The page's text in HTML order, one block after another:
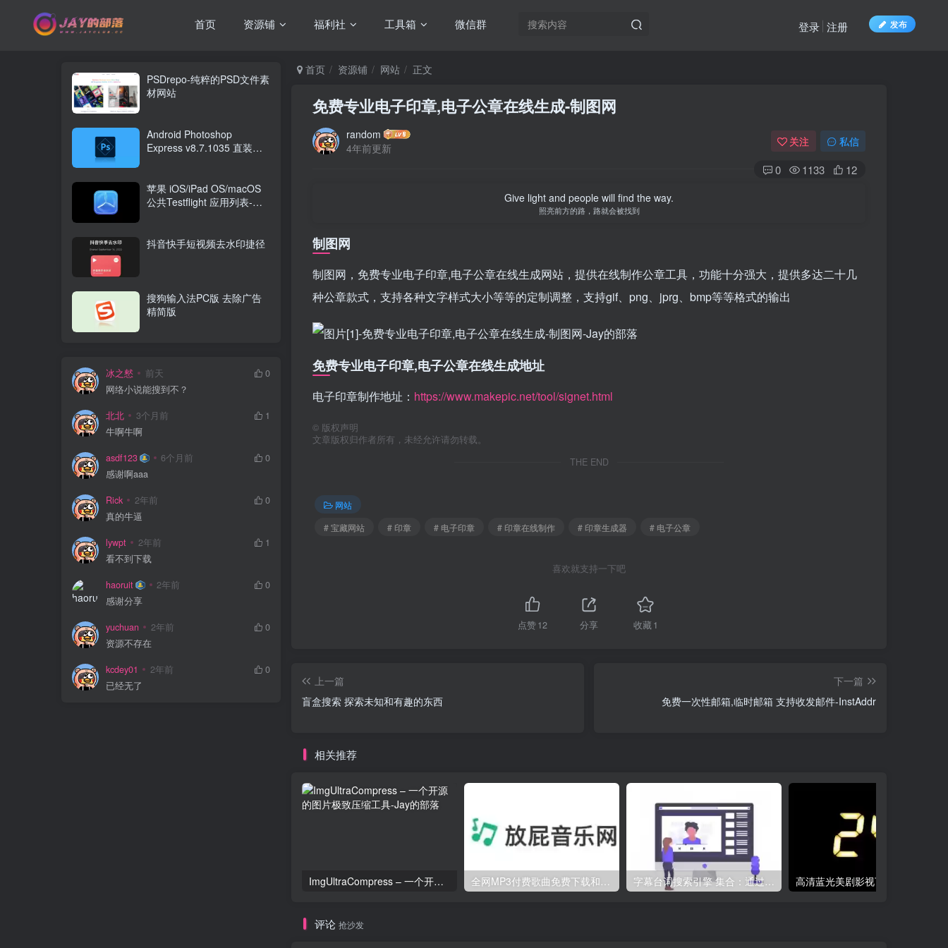
首页 资源铺 福利社 工具箱 微信群 发布
登录 注册
首页 资源铺 网站 正文
免费专业电子印章,电子公章在线生成-制图网
random
4年前更新
关注 私信
0 1133 12
Give light and people will find the way.
照亮前方的路，路就会被找到
制图网
制图网，免费专业电子印章,电子公章在线生成网站，提供在线制作公章工具，功能十分强大，提供多达二十几
种公章款式，支持各种文字样式大小等等的定制调整，支持gif、png、jprg、bmp等等格式的输出
免费专业电子印章,电子公章在线生成地址
电子印章制作地址： https://www.makepic.net/tool/signet.html
© 版权声明
文章版权归作者所有，未经允许请勿转载。
THE END
网站
# 宝藏网站
# 印章 # 电子印章 # 印章在线制作 # 印章生成器 # 电子公章
喜欢就支持一下吧
点赞12 分享 收藏1
上一篇
盲盒搜索 探索未知和有趣的东西
下一篇
免费一次性邮箱,临时邮箱 支持收发邮件-InstAddr
相关推荐
ImgUltraCompress – 一个开源的图片极致压缩工具 全网MP3付费歌曲免费下载和在线播放-放屁音乐网 字幕台词搜索引擎 集合：通过台词搜索电影片段
评论 抢沙发
PSDrepo-纯粹的PSD文件素
材网站
Android Photoshop
Express v8.7.1035 直装高
苹果 iOS/iPad OS/macOS
公共Testflight 应用列表-
抖音快手短视频去水印捷径
搜狗输入法PC版 去除广告
精简版
冰之憖 前天
0
网络小说能搜到不？
北北 3个月前
1
牛啊牛啊
asdf123 6个月前
0
感谢啊aaa
Rick 2年前
0
真的牛逼
lywpt 2年前
1
看不到下载
haoruit 2年前
0
感谢分享
yuchuan 2年前
0
资源不存在
kcdey01 2年前
0
已经无了